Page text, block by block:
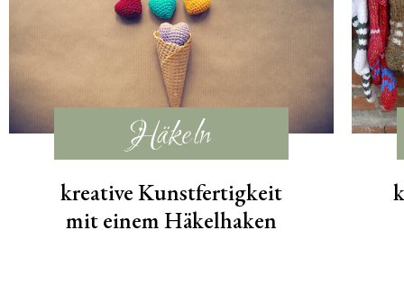
Häkeln
kreative Kunstfertigkeit
mit einem Häkelhaken